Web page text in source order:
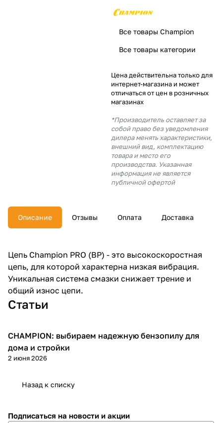
Все товары Champion
Все товары категории
Цена действительна только для
интернет-магазина и может
отличаться от цен в розничных
магазинах
*Производитель оставляет за
собой право без уведомления
дилера менять характеристики,
внешний вид, комплектацию
товара и место его
производства. Указанная
информация не является
публичной офертой
Описание Отзывы Оплата Доставка
Цепь Champion PRO (BP) - это высокоскоростная
цепь, для которой характерна низкая вибрация.
Уникальная система смазки снижает трение и
общий износ цепи.
Статьи
Пилы
CHAMPION: выбираем надежную бензопилу для
дома и стройки
2 июня 2026
Назад к списку
Подписаться на новости и акции
% картой любого банка
% будут
с вашей карты
plait.ru